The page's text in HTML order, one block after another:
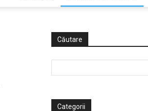
Căutare
Categorii